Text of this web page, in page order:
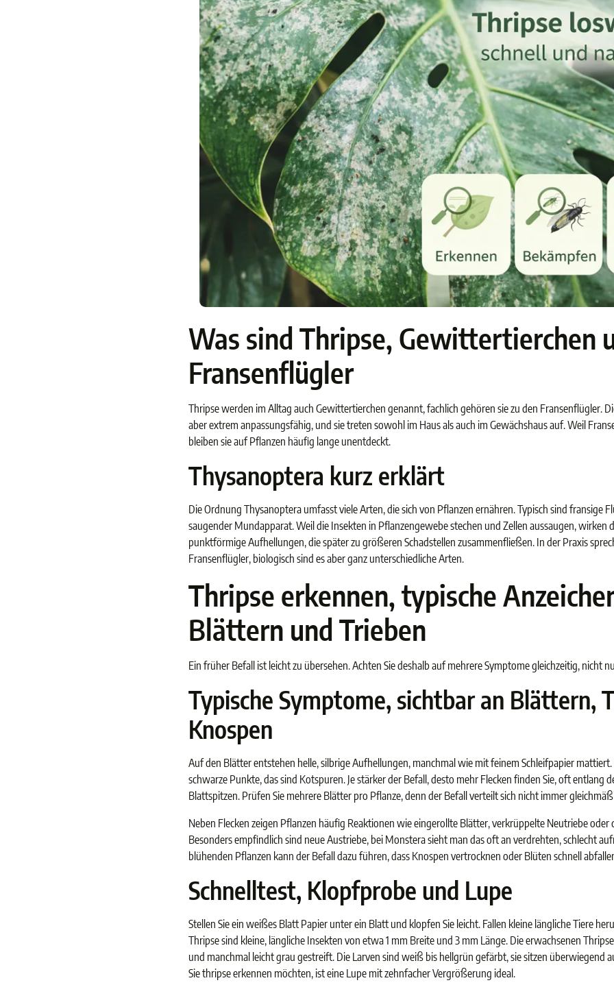
Was sind Thripse, Gewittertierchen
Fransenflügler
Thripse werden im Alltag auch Gewittertierchen genannt, fachlich gehören sie zu den Fransenflügler.
aber extrem anpassungsfähig, und sie treten sowohl im Haus als auch im Gewächshaus auf. Weil
bleiben sie auf Pflanzen häufig lange unentdeckt.
Thysanoptera kurz erklärt
Die Ordnung Thysanoptera umfasst viele Arten, die sich von Pflanzen ernähren. Typisch sind fransige
saugender Mundapparat. Weil die Insekten in Pflanzengewebe stechen und Zellen aussaugen, wirken
punktförmige Aufhellungen, die später zu größeren Schadstellen zusammenfließen. In der Praxis
Fransenflügler, biologisch sind es aber ganz unterschiedliche Arten.
Thripse erkennen, typische
Blättern und Trieben
Ein früher Befall ist leicht zu übersehen. Achten Sie deshalb auf mehrere Symptome gleichzeitig, nicht
Typische Symptome, sichtbar an Blättern,
Knospen
Auf den Blätter entstehen helle, silbrige Aufhellungen, manchmal wie mit feinem Schleifpapier
schwarze Punkte, das sind Kotspuren. Je stärker der Befall, desto mehr Flecken finden Sie, oft entlang
Blattspitzen. Prüfen Sie mehrere Blätter pro Pflanze, denn der Befall verteilt sich nicht immer
Neben Flecken zeigen Pflanzen häufig Reaktionen wie eingerollte Blätter, verkrüppelte Neutriebe
Besonders empfindlich sind neue Austriebe, bei Monstera sieht man das oft an verdrehten, schlecht
blühenden Pflanzen kann der Befall dazu führen, dass Knospen vertrocknen oder Blüten schnell
Schnelltest, Klopfprobe und Lupe
Stellen Sie ein weißes Blatt Papier unter ein Blatt und klopfen Sie leicht. Fallen kleine längliche Tiere
Thripse sind kleine, längliche Insekten von etwa 1 mm Breite und 3 mm Länge. Die erwachsenen
und manchmal leicht grau gestreift. Die Larven sind weiß bis hellgrün gefärbt, sie sitzen überwiegend
Sie thripse erkennen möchten, ist eine Lupe mit zehnfacher Vergrößerung ideal.